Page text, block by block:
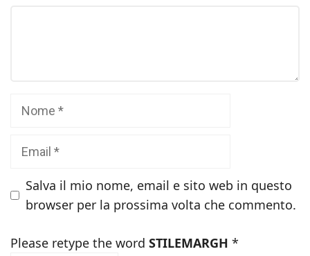
Salva il mio nome, email e sito web in questo
browser per la prossima volta che commento.
Please retype the word STILEMARGH *